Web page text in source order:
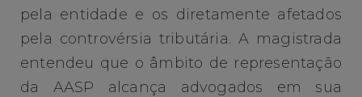
pela entidade e os diretamente afetados
pela controvérsia tributária. A magistrada
entendeu que o âmbito de representação
da AASP alcança advogados em sua